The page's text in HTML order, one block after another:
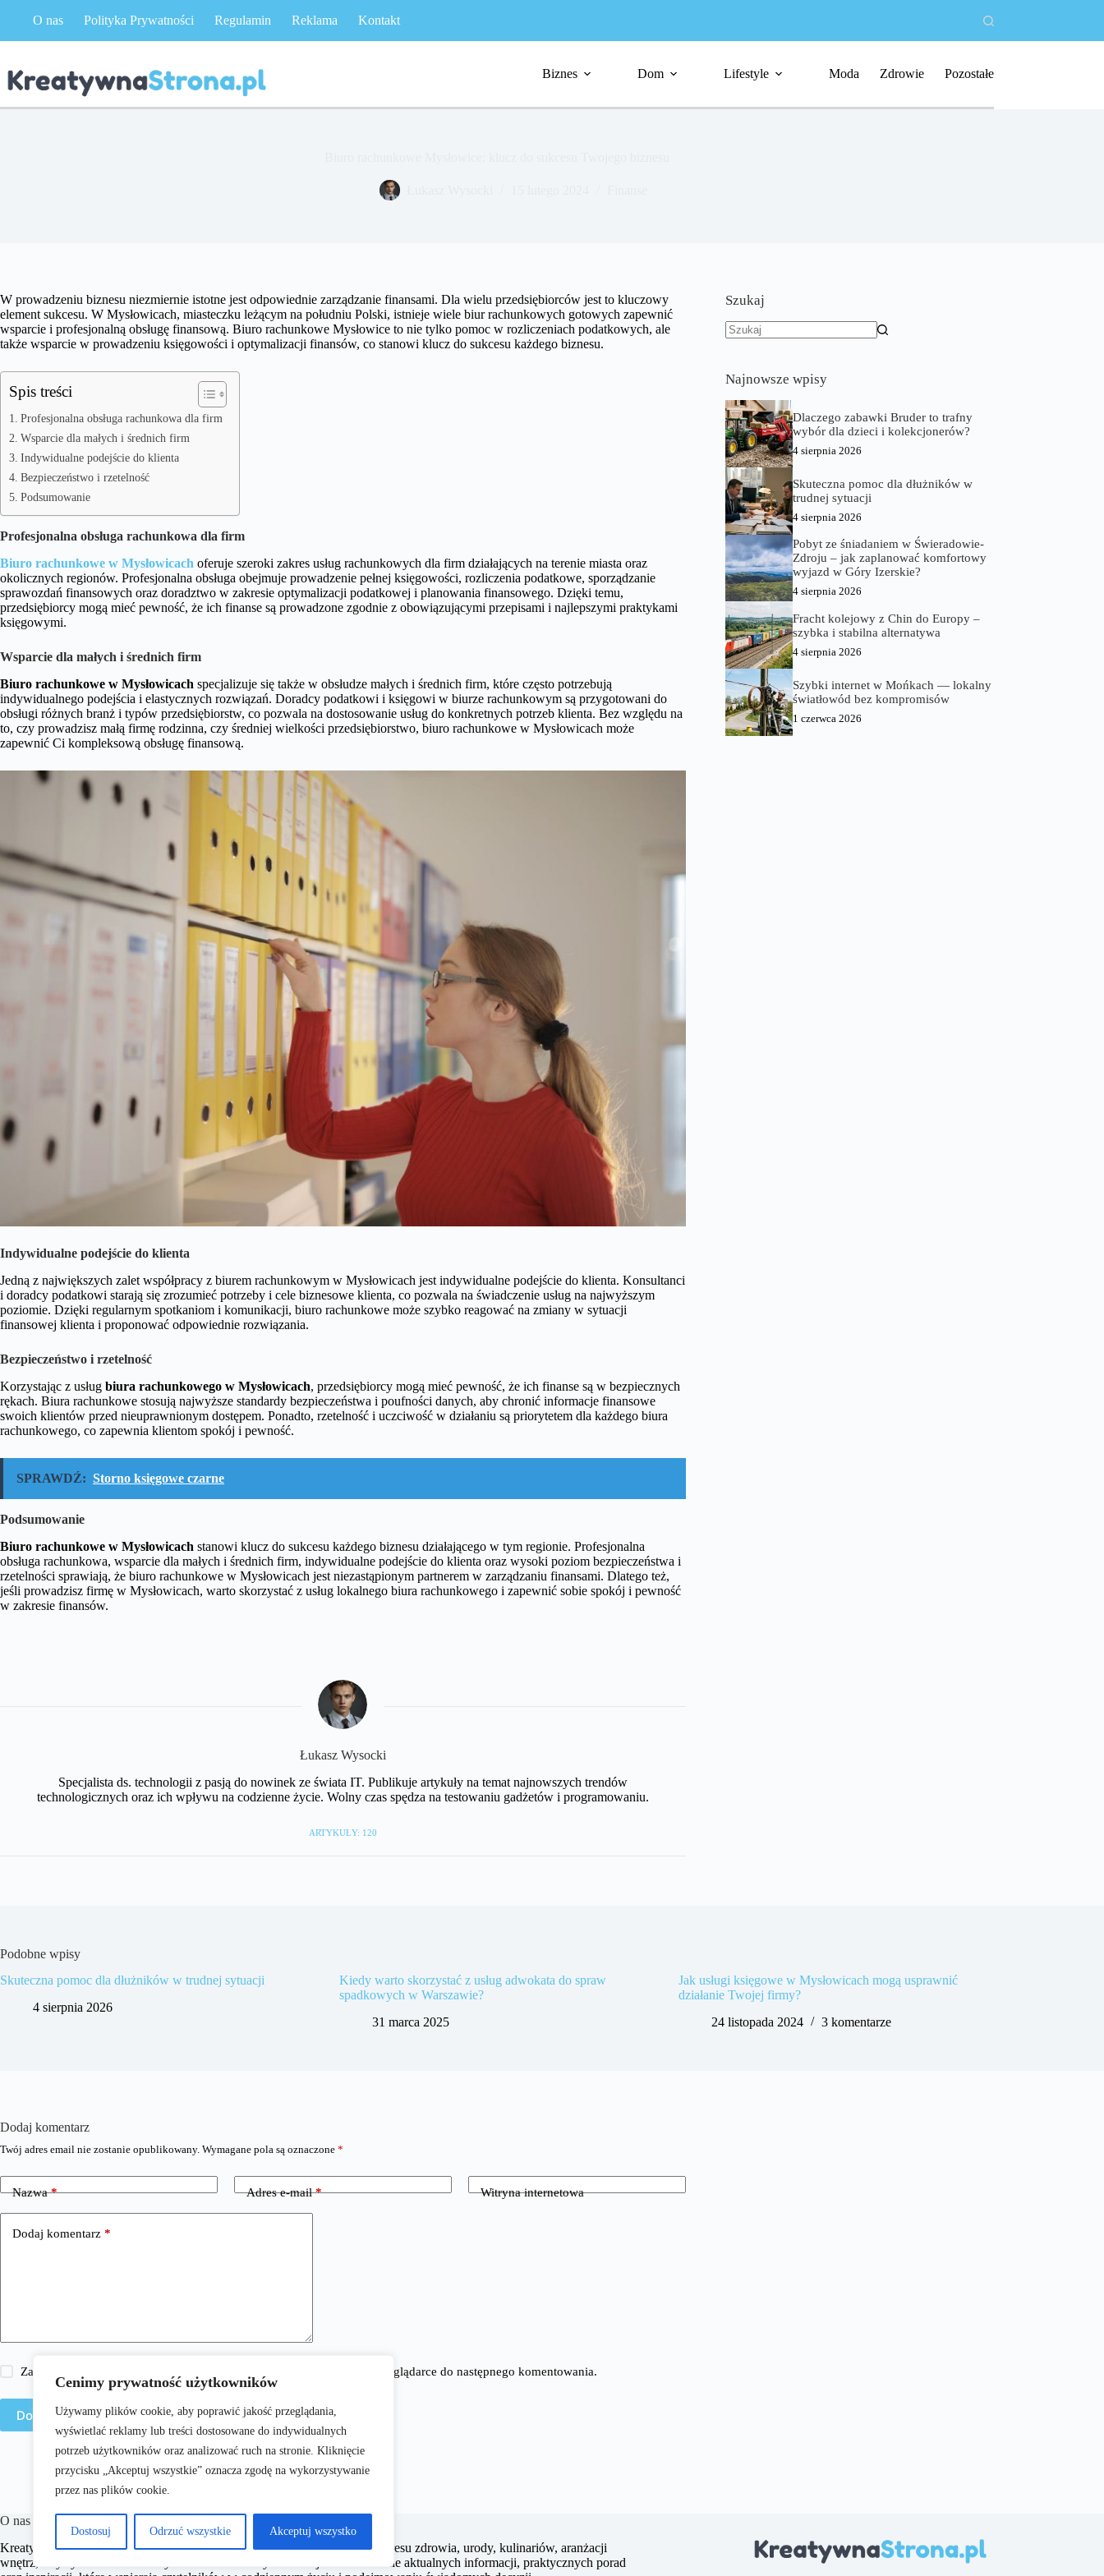
Cenimy prywatność użytkowników
Używamy plików cookie, aby poprawić jakość przeglądania,
wyświetlać reklamy lub treści dostosowane do indywidualnych
potrzeb użytkowników oraz analizować ruch na stronie. Kliknięcie
przycisku „Akceptuj wszystkie” oznacza zgodę na wykorzystywanie
przez nas plików cookie.
Dostosuj Odrzuć wszystkie Akceptuj wszystko
O nas Polityka Prywatności Regulamin Reklama Kontakt
Biznes Dom Lifestyle Moda Zdrowie Pozostałe
W prowadzeniu biznesu niezmiernie istotne jest odpowiednie zarządzanie finansami. Dla wielu przedsiębiorców jest to kluczowy
element sukcesu. W Mysłowicach, miasteczku leżącym na południu Polski, istnieje wiele biur rachunkowych gotowych zapewnić
wsparcie i profesjonalną obsługę finansową. Biuro rachunkowe Mysłowice to nie tylko pomoc w rozliczeniach podatkowych, ale
także wsparcie w prowadzeniu księgowości i optymalizacji finansów, co stanowi klucz do sukcesu każdego biznesu.
Spis treści
Profesjonalna obsługa rachunkowa dla firm
Wsparcie dla małych i średnich firm
Indywidualne podejście do klienta
Bezpieczeństwo i rzetelność
Podsumowanie
Profesjonalna obsługa rachunkowa dla firm
Biuro rachunkowe w Mysłowicach oferuje szeroki zakres usług rachunkowych dla firm działających na terenie miasta oraz
okolicznych regionów. Profesjonalna obsługa obejmuje prowadzenie pełnej księgowości, rozliczenia podatkowe, sporządzanie
sprawozdań finansowych oraz doradztwo w zakresie optymalizacji podatkowej i planowania finansowego. Dzięki temu,
przedsiębiorcy mogą mieć pewność, że ich finanse są prowadzone zgodnie z obowiązującymi przepisami i najlepszymi praktykami
księgowymi.
Wsparcie dla małych i średnich firm
Biuro rachunkowe w Mysłowicach specjalizuje się także w obsłudze małych i średnich firm, które często potrzebują
indywidualnego podejścia i elastycznych rozwiązań. Doradcy podatkowi i księgowi w biurze rachunkowym są przygotowani do
obsługi różnych branż i typów przedsiębiorstw, co pozwala na dostosowanie usług do konkretnych potrzeb klienta. Bez względu na
to, czy prowadzisz małą firmę rodzinna, czy średniej wielkości przedsiębiorstwo, biuro rachunkowe w Mysłowicach może
zapewnić Ci kompleksową obsługę finansową.
Indywidualne podejście do klienta
Jedną z największych zalet współpracy z biurem rachunkowym w Mysłowicach jest indywidualne podejście do klienta. Konsultanci
i doradcy podatkowi starają się zrozumieć potrzeby i cele biznesowe klienta, co pozwala na świadczenie usług na najwyższym
poziomie. Dzięki regularnym spotkaniom i komunikacji, biuro rachunkowe może szybko reagować na zmiany w sytuacji
finansowej klienta i proponować odpowiednie rozwiązania.
Bezpieczeństwo i rzetelność
Korzystając z usług biura rachunkowego w Mysłowicach, przedsiębiorcy mogą mieć pewność, że ich finanse są w bezpiecznych
rękach. Biura rachunkowe stosują najwyższe standardy bezpieczeństwa i poufności danych, aby chronić informacje finansowe
swoich klientów przed nieuprawnionym dostępem. Ponadto, rzetelność i uczciwość w działaniu są priorytetem dla każdego biura
rachunkowego, co zapewnia klientom spokój i pewność.
SPRAWDŹ: Storno księgowe czarne
Podsumowanie
Biuro rachunkowe w Mysłowicach stanowi klucz do sukcesu każdego biznesu działającego w tym regionie. Profesjonalna
obsługa rachunkowa, wsparcie dla małych i średnich firm, indywidualne podejście do klienta oraz wysoki poziom bezpieczeństwa i
rzetelności sprawiają, że biuro rachunkowe w Mysłowicach jest niezastąpionym partnerem w zarządzaniu finansami. Dlatego też,
jeśli prowadzisz firmę w Mysłowicach, warto skorzystać z usług lokalnego biura rachunkowego i zapewnić sobie spokój i pewność
w zakresie finansów.
Łukasz Wysocki
Specjalista ds. technologii z pasją do nowinek ze świata IT. Publikuje artykuły na temat najnowszych trendów
technologicznych oraz ich wpływu na codzienne życie. Wolny czas spędza na testowaniu gadżetów i programowaniu.
ARTYKUŁY: 120
Szukaj
Najnowsze wpisy
Dlaczego zabawki Bruder to trafny
wybór dla dzieci i kolekcjonerów?
4 sierpnia 2026
Skuteczna pomoc dla dłużników w
trudnej sytuacji
4 sierpnia 2026
Pobyt ze śniadaniem w Świeradowie-
Zdroju – jak zaplanować komfortowy
wyjazd w Góry Izerskie?
4 sierpnia 2026
Fracht kolejowy z Chin do Europy –
szybka i stabilna alternatywa
4 sierpnia 2026
Szybki internet w Mońkach — lokalny
światłowód bez kompromisów
1 czerwca 2026
Podobne wpisy
Skuteczna pomoc dla dłużników w trudnej sytuacji
4 sierpnia 2026
Kiedy warto skorzystać z usług adwokata do spraw
spadkowych w Warszawie?
31 marca 2025
Jak usługi księgowe w Mysłowicach mogą usprawnić
działanie Twojej firmy?
24 listopada 2024
3 komentarze
Dodaj komentarz
Twój adres email nie zostanie opublikowany. Wymagane pola są oznaczone *
Nazwa* Adres e-mail* Witryna internetowa
Dodaj komentarz *
Zapisz moje imię i nazwisko, adres e-mail i stronę internetową w tej przeglądarce do następnego komentowania.
Dodaj komentarz
O nas
KreatywnaStrona.pl to portal internetowy oferujący różnorodne treści z zakresu zdrowia, urody, kulinariów, aranżacji
wnętrz, turystyki oraz wielu innych dziedzin. Naszym celem jest dostarczanie aktualnych informacji, praktycznych porad